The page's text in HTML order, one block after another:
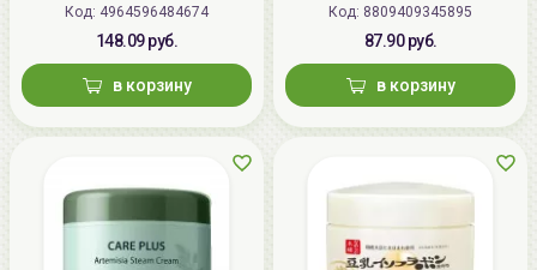
Код: 4964596484674
148.09 руб.
в корзину
Код: 8809409345895
87.90 руб.
в корзину